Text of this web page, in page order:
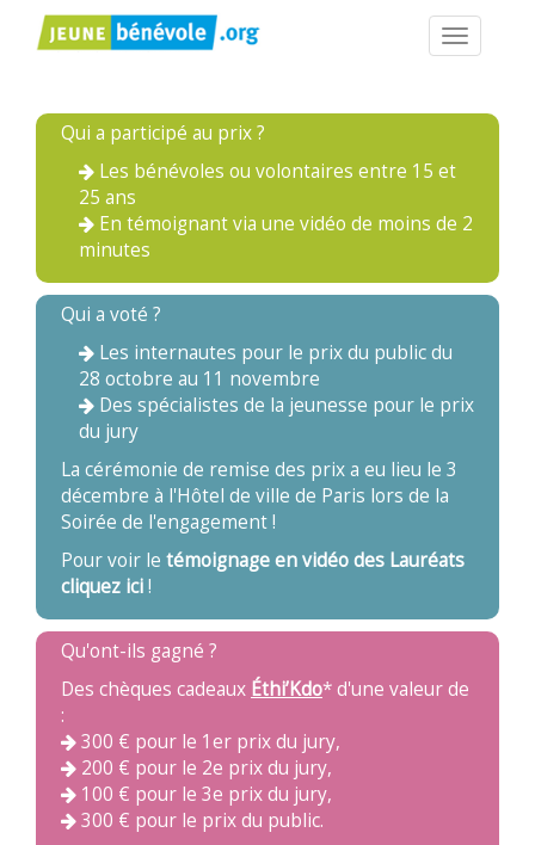
Qui a participé au prix ?
Les bénévoles ou volontaires entre 15 et
25 ans
En témoignant via une vidéo de moins de 2
minutes
Qui a voté ?
Les internautes pour le prix du public du
28 octobre au 11 novembre
Des spécialistes de la jeunesse pour le prix
du jury
La cérémonie de remise des prix a eu lieu le 3
décembre à l'Hôtel de ville de Paris lors de la
Soirée de l'engagement !
Pour voir le témoignage en vidéo des Lauréats
cliquez ici!
Qu'ont-ils gagné ?
Des chèques cadeaux Éthi’Kdo* d'une valeur de
:
300 € pour le 1er prix du jury,
200 € pour le 2e prix du jury,
100 € pour le 3e prix du jury,
300 € pour le prix du public.